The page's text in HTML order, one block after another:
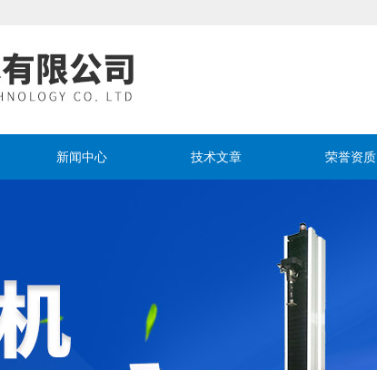
新闻中心 技术文章 荣誉资质